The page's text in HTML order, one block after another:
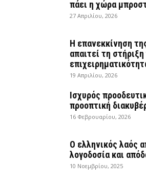
πάει η χώρα
27 Απριλίου, 2026
Η επανεκκίνηση
απαιτεί τη
19 Απριλίου, 2026
Ισχυρός
προοπτική
16 Φεβρουαρίου, 2026
Ο ελληνικός λαός
λογοδοσία και
10 Νοεμβρίου, 2025